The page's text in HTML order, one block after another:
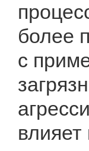
более
с